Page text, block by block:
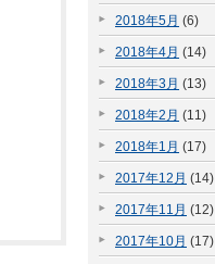
2018年5月 (6)
2018年4月 (14)
2018年3月 (13)
2018年2月 (11)
2018年1月 (17)
2017年12月 (14)
2017年11月 (12)
2017年10月 (17)